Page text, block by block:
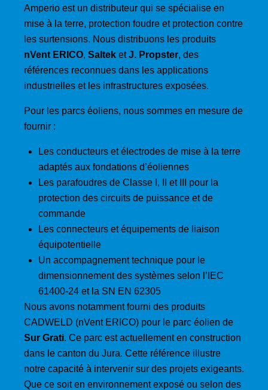
Amperio est un distributeur qui se spécialise en
mise à la terre, protection foudre et protection contre
les surtensions. Nous distribuons les produits
nVent ERICO, Saltek etJ. Propster, des
références reconnues dans les applications
industrielles et les infrastructures exposées.
Pour les parcs éoliens, nous sommes en mesure de
fournir :
Les conducteurs et électrodes de mise à la terre
adaptés aux fondations d’éoliennes
Les parafoudres de Classe I, II et III pour la
protection des circuits de puissance et de
commande
Les connecteurs et équipements de liaison
équipotentielle
Un accompagnement technique pour le
dimensionnement des systèmes selon l’IEC
61400-24 et la SN EN 62305
Nous avons notamment fourni des produits
CADWELD (nVent ERICO) pour le parc éolien de
Sur Grati. Ce parc est actuellement en construction
dans le canton du Jura. Cette référence illustre
notre capacité à intervenir sur des projets exigeants.
Que ce soit en environnement exposé ou selon des